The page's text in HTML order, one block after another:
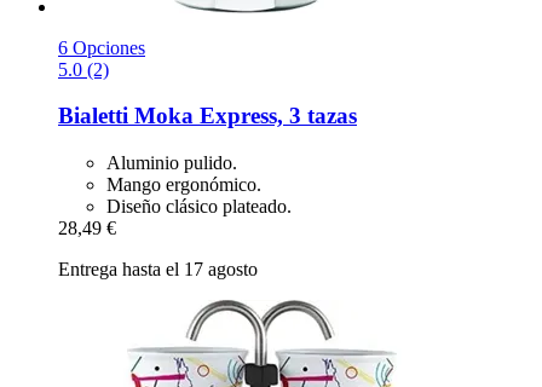
6 Opciones
5.0 (2)
Bialetti Moka Express, 3 tazas
Aluminio pulido.
Mango ergonómico.
Diseño clásico plateado.
28,49 €
Entrega hasta el 17 agosto